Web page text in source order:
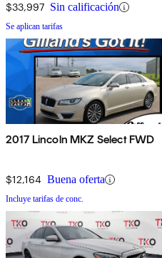
$33,997 Sin calificación
Se aplican tarifas
2017 Lincoln MKZ Select FWD
$12,164 Buena oferta
Incluye tarifas de conc.